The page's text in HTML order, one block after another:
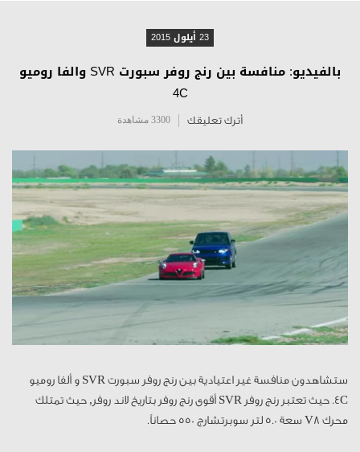
23 أيلول 2015
بالفيديو: منافسة بين رنج روفر سبورت SVR والفا روميو
4C
أترك تعليقك 3300 مشاهدة
ستشاهدون منافسة غير اعتيادية بين رنج روفر سبورت SVR و ألفا روميو
4C. حيث تعتبر رنج روفر SVR أقوى رنج روفر بتاريخ لاند روفر, حيث تمتلك
محرك V8 سعة 5.0 لتر سوبرتشارج 550 حصاناً.